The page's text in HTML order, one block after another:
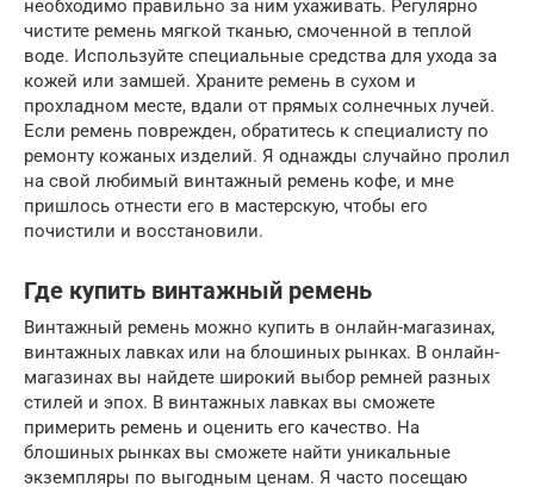
необходимо правильно за ним ухаживать. Регулярно
чистите ремень мягкой тканью, смоченной в теплой
воде. Используйте специальные средства для ухода за
кожей или замшей. Храните ремень в сухом и
прохладном месте, вдали от прямых солнечных лучей.
Если ремень поврежден, обратитесь к специалисту по
ремонту кожаных изделий. Я однажды случайно пролил
на свой любимый винтажный ремень кофе, и мне
пришлось отнести его в мастерскую, чтобы его
почистили и восстановили.
Где купить винтажный ремень
Винтажный ремень можно купить в онлайн-магазинах,
винтажных лавках или на блошиных рынках. В онлайн-
магазинах вы найдете широкий выбор ремней разных
стилей и эпох. В винтажных лавках вы сможете
примерить ремень и оценить его качество. На
блошиных рынках вы сможете найти уникальные
экземпляры по выгодным ценам. Я часто посещаю